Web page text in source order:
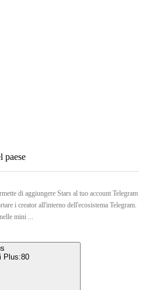
paese
di aggiungere Stars al tuo account Telegram
i creator all'interno dell'ecosistema Telegram.
mini ...
Plus:80